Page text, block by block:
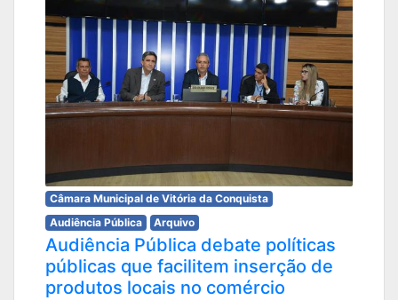
Câmara Municipal de Vitória da Conquista
Audiência Pública
Arquivo
Audiência Pública debate políticas
públicas que facilitem inserção de
produtos locais no comércio